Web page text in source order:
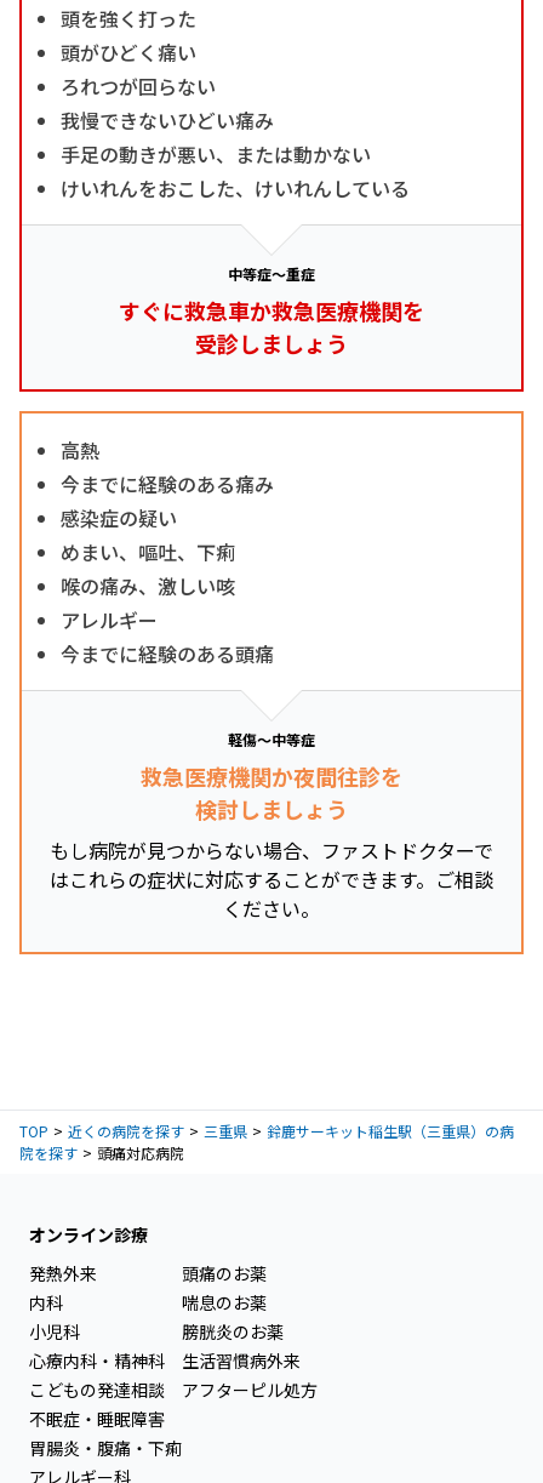
頭を強く打った
頭がひどく痛い
ろれつが回らない
我慢できないひどい痛み
手足の動きが悪い、または動かない
けいれんをおこした、けいれんしている
中等症～重症
すぐに救急車か救急医療機関を
受診しましょう
高熱
今までに経験のある痛み
感染症の疑い
めまい、嘔吐、下痢
喉の痛み、激しい咳
アレルギー
今までに経験のある頭痛
軽傷～中等症
救急医療機関か夜間往診を
検討しましょう
もし病院が見つからない場合、ファストドクターで
はこれらの症状に対応することができます。ご相談
ください。
TOP 近くの病院を探す 三重県
鈴鹿サーキット稲生駅（三重県）の病
院を探す
頭痛対応病院
オンライン診療
発熱外来
内科
小児科
心療内科・精神科
こどもの発達相談
不眠症・睡眠障害
胃腸炎・腹痛・下痢
アレルギー科
頭痛のお薬
喘息のお薬
膀胱炎のお薬
生活習慣病外来
アフターピル処方